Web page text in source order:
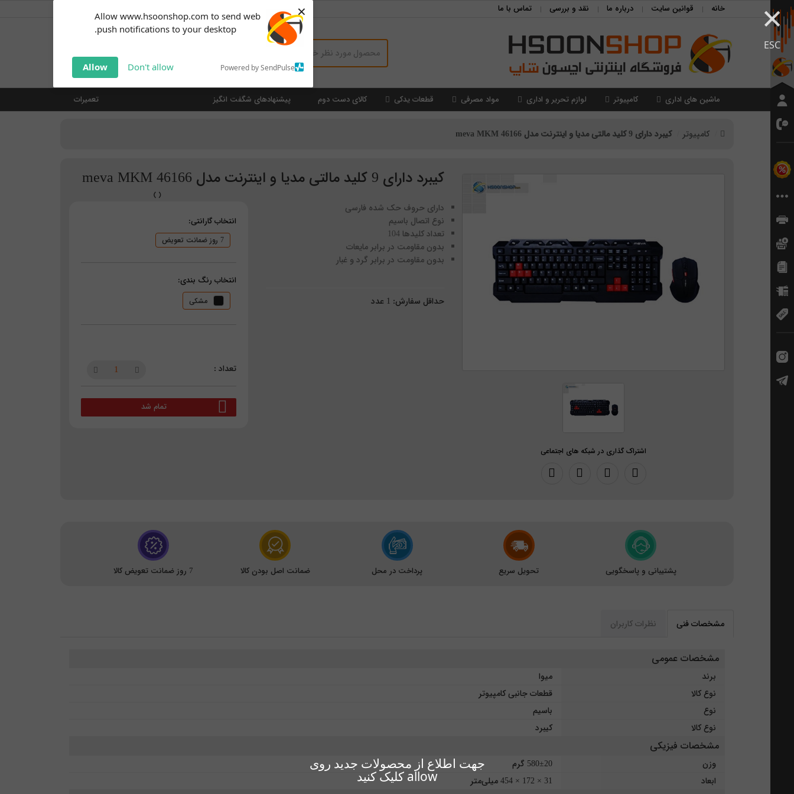
Allow www.hsoonshop.com to send web
push notifications to your desktop.
Powered by SendPulse
Don't allow
Allow
× ×
ESC
جهت اطلاع از محصولات جدید روی
allow کلیک کنید
notifications!
Click the bell icon to enable
خانه قوانین سایت درباره ما نقد و بررسی تماس با ما
ماشین های اداری کامپیوتر لوازم تحریر و اداری مواد مصرفی قطعات یدکی کالای دست دوم پیشنهادهای شگفت انگیز تعمیرات
کامپیوتر کیبرد دارای 9 کلید مالتی مدیا و اینترنت مدل meva MKM 46166
اشتراک گذاری در شبکه های اجتماعی
کیبرد دارای 9 کلید مالتی مدیا و اینترنت مدل meva MKM 46166
دارای حروف حک شده فارسی
نوع اتصال باسیم
تعداد کلیدها 104
بدون مقاومت در برابر مایعات
بدون مقاومت در برابر گرد و غبار
حداقل سفارش: 1 عدد
انتخاب گارانتی:
7 روز ضمانت تعویض
انتخاب رنگ بندی:
مشکی
تمام شد
پشتیبانی و پاسخگویی تحویل سریع پرداخت در محل ضمانت اصل بودن کالا 7 روز ضمانت تعویض کالا
مشخصات فنی نظرات کاربران
مشخصات عمومی
برند
میوا
نوع کالا
قطعات جانبی کامپیوتر
نوع
باسیم
نوع کالا
کیبرد
مشخصات فیزیکی
وزن
580±20 گرم
ابعاد
31 × 172 × 454 میلی‌متر